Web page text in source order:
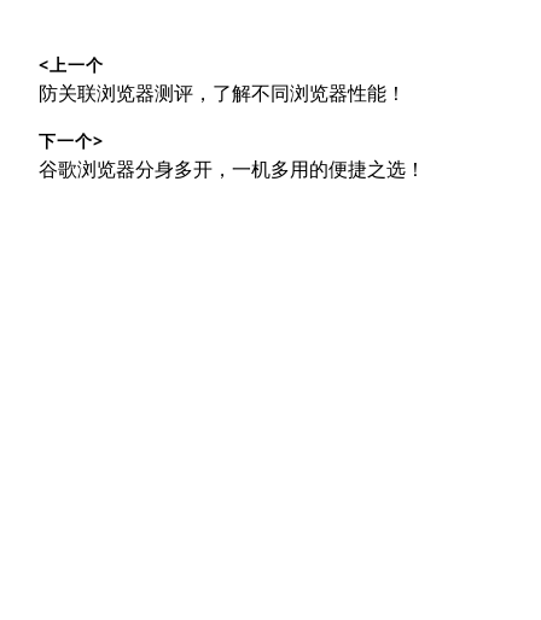
章
导
航
<上一个
上
文
章：
防关联浏览器测评，了解不同浏览器性能！
下一个>
下
谷歌浏览器分身多开，一机多用的便捷之选！